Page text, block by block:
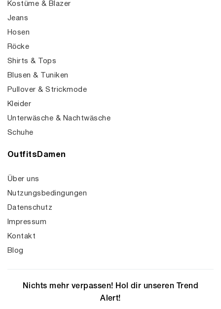
Kostüme & Blazer
Jeans
Hosen
Röcke
Shirts & Tops
Blusen & Tuniken
Pullover & Strickmode
Kleider
Unterwäsche & Nachtwäsche
Schuhe
OutfitsDamen
Über uns
Nutzungsbedingungen
Datenschutz
Impressum
Kontakt
Blog
Nichts mehr verpassen! Hol dir unseren Trend
Alert!